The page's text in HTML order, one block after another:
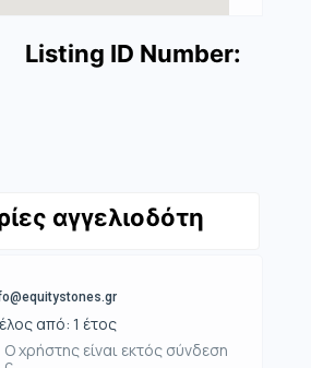
Listing ID Number:
αγγελιοδότη
από: 1 έτος
Ο χρήστης είναι εκτός σύνδεση